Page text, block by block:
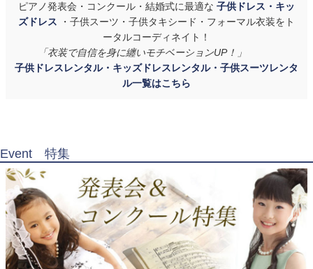
ピアノ発表会・コンクール・結婚式に最適な 子供ドレス・キッ
ズドレス
・子供スーツ・子供タキシード・フォーマル衣装をト
ータルコーディネイト！
「衣装で自信を身に纏いモチベーションUP！」
子供ドレスレンタル・キッズドレスレンタル・子供スーツレンタ
ル一覧はこちら
Event 特集